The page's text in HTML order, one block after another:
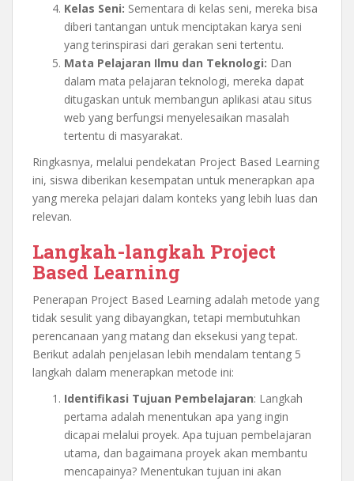
Kelas Seni: Sementara di kelas seni, mereka bisa
diberi tantangan untuk menciptakan karya seni
yang terinspirasi dari gerakan seni tertentu.
Mata Pelajaran Ilmu dan Teknologi: Dan
dalam mata pelajaran teknologi, mereka dapat
ditugaskan untuk membangun aplikasi atau situs
web yang berfungsi menyelesaikan masalah
tertentu di masyarakat.
Ringkasnya, melalui pendekatan Project Based Learning
ini, siswa diberikan kesempatan untuk menerapkan apa
yang mereka pelajari dalam konteks yang lebih luas dan
relevan.
Langkah-langkah Project
Based Learning
Penerapan Project Based Learning adalah metode yang
tidak sesulit yang dibayangkan, tetapi membutuhkan
perencanaan yang matang dan eksekusi yang tepat.
Berikut adalah penjelasan lebih mendalam tentang 5
langkah dalam menerapkan metode ini:
Identifikasi Tujuan Pembelajaran: Langkah
pertama adalah menentukan apa yang ingin
dicapai melalui proyek. Apa tujuan pembelajaran
utama, dan bagaimana proyek akan membantu
mencapainya? Menentukan tujuan ini akan